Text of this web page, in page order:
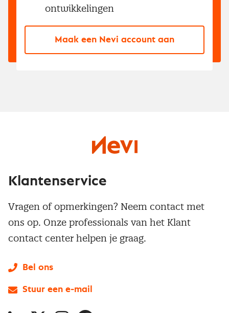
ontwikkelingen
Maak een Nevi account aan
Klantenservice
Vragen of opmerkingen? Neem contact met
ons op. Onze professionals van het Klant
contact center helpen je graag.
Bel ons
Stuur een e-mail